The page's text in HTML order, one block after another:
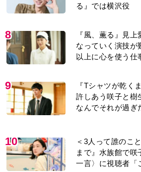
る』では横沢役
8
『風、薫る』見
なっていく演技が
以上に心を使う仕
9
『Tシャツが乾く
許しあう咲子と樹
なんでそれが過
10
＜3人って誰のこ
まで』水族館で咲
一言〉に視聴者「